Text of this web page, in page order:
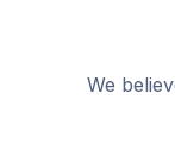
We